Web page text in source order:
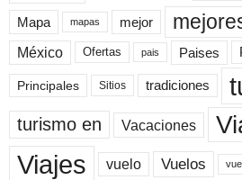
Mapa mapas mejor
México Ofertas pais Paises
Principales Sitios tradiciones
turismo en Vacaciones
Viajes vuelo Vuelos